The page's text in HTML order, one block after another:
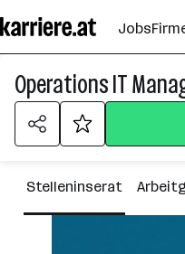
Seiteninhalt
springen
Jobs
Operations IT
Stelleninserat